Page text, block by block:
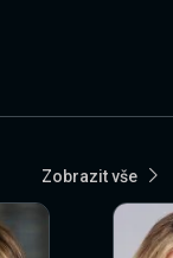
Zobrazit vše